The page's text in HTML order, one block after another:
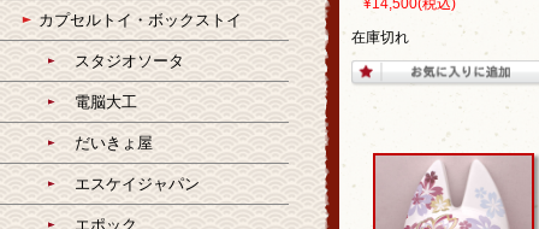
¥14,500(税込)
在庫切れ
カプセルトイ・ボックストイ
スタジオソータ
電脳大工
だいきょ屋
エスケイジャパン
エポック